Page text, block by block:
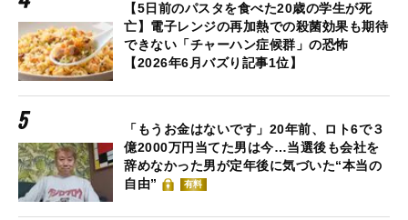
【5日前のパスタを食べた20歳の学生が死
亡】電子レンジの再加熱での殺菌効果も期待
できない「チャーハン症候群」の恐怖
【2026年6月バズり記事1位】
「もうお金はないです」20年前、ロト6で３
億2000万円当てた男は今…当選後も会社を
辞めなかった男が定年後に気づいた“本当の
自由”
有料